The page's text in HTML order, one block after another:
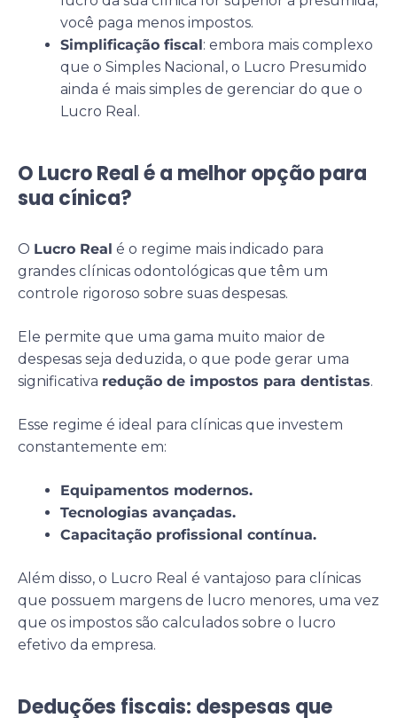
você paga menos impostos.
Simplificação fiscal: embora mais complexo
que o Simples Nacional, o Lucro Presumido
ainda é mais simples de gerenciar do que o
Lucro Real.
O Lucro Real é a melhor opção para
sua cínica?
O Lucro Real é o regime mais indicado para
grandes clínicas odontológicas que têm um
controle rigoroso sobre suas despesas.
Ele permite que uma gama muito maior de
despesas seja deduzida, o que pode gerar uma
significativa redução de impostos para dentistas.
Esse regime é ideal para clínicas que investem
constantemente em:
Equipamentos modernos.
Tecnologias avançadas.
Capacitação profissional contínua.
Além disso, o Lucro Real é vantajoso para clínicas
que possuem margens de lucro menores, uma vez
que os impostos são calculados sobre o lucro
efetivo da empresa.
Deduções fiscais: despesas que